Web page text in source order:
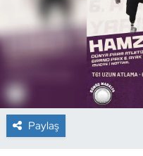
Paylaş
Cimnastik
Curling
Dans Sporları